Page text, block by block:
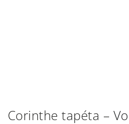
Corinthe tapéta –